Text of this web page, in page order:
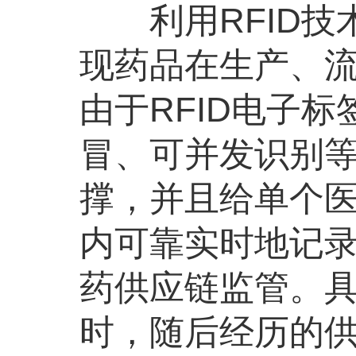
利用RFID技术
现药品在生产、
由于RFID电子标
冒、可并发识别
撑，并且给单个
内可靠实时地记
药供应链监管。
时，随后经历的